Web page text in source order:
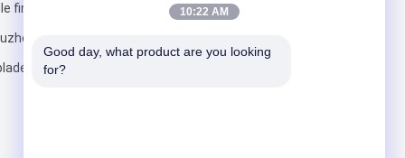
financière, 1
Chine
10:22 AM
Good day, what product are you looking
for?